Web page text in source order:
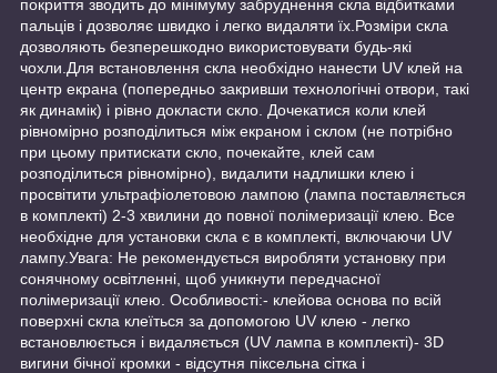
покриття зводить до мінімуму забруднення скла відбитками
пальців і дозволяє швидко і легко видаляти їх.Розміри скла
дозволяють безперешкодно використовувати будь-які
чохли.Для встановлення скла необхідно нанести UV клей на
центр екрана (попередньо закривши технологічні отвори, такі
як динамік) і рівно докласти скло. Дочекатися коли клей
рівномірно розподілиться між екраном і склом (не потрібно
при цьому притискати скло, почекайте, клей сам
розподілиться рівномірно), видалити надлишки клею і
просвітити ультрафіолетовою лампою (лампа поставляється
в комплекті) 2-3 хвилини до повної полімеризації клею. Все
необхідне для установки скла є в комплекті, включаючи UV
лампу.Увага: Не рекомендується виробляти установку при
сонячному освітленні, щоб уникнути передчасної
полімеризації клею. Особливості:- клейова основа по всій
поверхні скла клеїться за допомогою UV клею - легко
встановлюється і видаляється (UV лампа в комплекті)- 3D
вигини бічної кромки - відсутня піксельна сітка і